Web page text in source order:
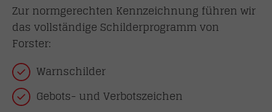
Zur normgerechten Kennzeichnung führen wir
das vollständige Schilderprogramm von
Forster:
Warnschilder
Gebots- und Verbotszeichen